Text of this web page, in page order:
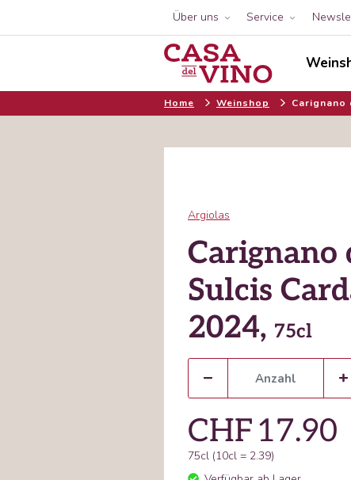
Über uns Service
Home Weinshop Carignano
Argiolas
Carignano
Sulcis
2024, 75cl
CHF17.90
75cl (10cl = 2.39)